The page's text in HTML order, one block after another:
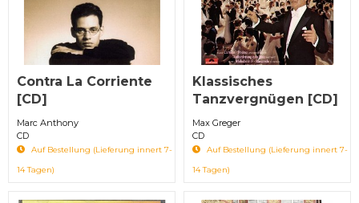
Contra La Corriente
[CD]
Marc Anthony
CD
Auf Bestellung (Lieferung innert 7-
14 Tagen)
Klassisches
Tanzvergnügen [CD]
Max Greger
CD
Auf Bestellung (Lieferung innert 7-
14 Tagen)